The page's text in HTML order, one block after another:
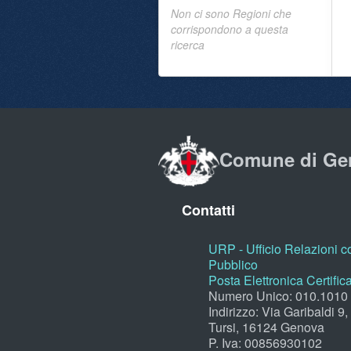
Non ci sono Regioni che
corrispondono a questa
ricerca
Comune di
Contatti
URP - Ufficio Relazioni
Pubblico
Posta Elettronica
Numero Unico: 010.1010
Indirizzo: Via Garibaldi
Tursi, 16124 Genova
P. Iva: 00856930102